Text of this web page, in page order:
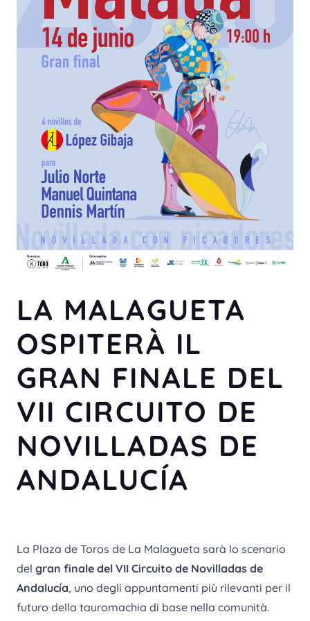
LA MALAGUETA
OSPITERÀ IL
GRAN FINALE DEL
VII CIRCUITO DE
NOVILLADAS DE
ANDALUCÍA
La Plaza de Toros de La Malagueta sarà lo scenario
del gran finale del VII Circuito de Novilladas de
Andalucía, uno degli appuntamenti più rilevanti per il
futuro della tauromachia di base nella comunità.